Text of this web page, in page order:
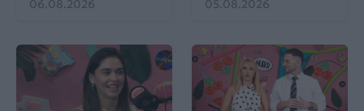
06.08.2026 05.08.2026